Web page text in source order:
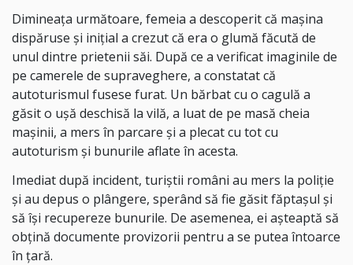
Dimineața următoare, femeia a descoperit că mașina
dispăruse și inițial a crezut că era o glumă făcută de
unul dintre prietenii săi. După ce a verificat imaginile de
pe camerele de supraveghere, a constatat că
autoturismul fusese furat. Un bărbat cu o cagulă a
găsit o ușă deschisă la vilă, a luat de pe masă cheia
mașinii, a mers în parcare și a plecat cu tot cu
autoturism și bunurile aflate în acesta.
Imediat după incident, turiștii români au mers la poliție
și au depus o plângere, sperând să fie găsit făptașul și
să își recupereze bunurile. De asemenea, ei așteaptă să
obțină documente provizorii pentru a se putea întoarce
în țară.